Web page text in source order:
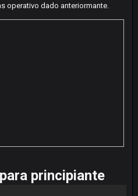
operativo dado anteriormante.
principiante